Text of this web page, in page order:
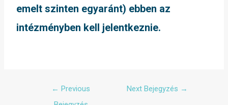
emelt szinten egyaránt) ebben az
intézményben kell jelentkeznie.
← Previous
Next Bejegyzés →